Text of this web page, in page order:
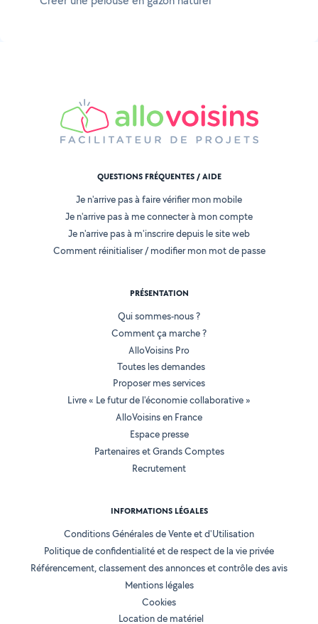
QUESTIONS FRÉQUENTES / AIDE
Je n'arrive pas à faire vérifier mon mobile
Je n'arrive pas à me connecter à mon compte
Je n'arrive pas à m'inscrire depuis le site web
Comment réinitialiser / modifier mon mot de passe
PRÉSENTATION
Qui sommes-nous ?
Comment ça marche ?
AlloVoisins Pro
Toutes les demandes
Proposer mes services
Livre « Le futur de l'économie collaborative »
AlloVoisins en France
Espace presse
Partenaires et Grands Comptes
Recrutement
INFORMATIONS LÉGALES
Conditions Générales de Vente et d'Utilisation
Politique de confidentialité et de respect de la vie privée
Référencement, classement des annonces et contrôle des avis
Mentions légales
Cookies
Location de matériel